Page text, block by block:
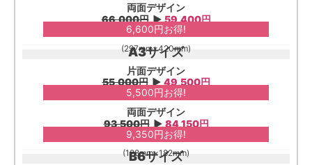
両面デザイン
66,000円 ▶︎59,400円
6,600円お得!
A3サイズ
(297mm×420mm)
片面デザイン
55,000円 ▶︎ 49,500円
5,500円お得!
両面デザイン
93,500円 ▶︎ 84,150円
9,350円お得!
B6サイズ
(128mm×182mm)